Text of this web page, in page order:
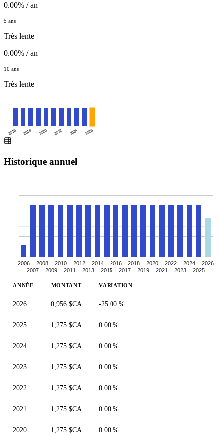
0.00% / an
5 ans
Très lente
0.00% / an
10 ans
Très lente
2016 2018 2020 2022 2024 2026
Historique annuel
2006
2007
2008
2009
2010
2011
2012
2013
2014
2015
2016
2017
2018
2019
2020
2021
2022
2023
2024
2025
2026
ANNÉE MONTANT VARIATION
2026 0,956 $CA -25.00 %
2025 1,275 $CA 0.00 %
2024 1,275 $CA 0.00 %
2023 1,275 $CA 0.00 %
2022 1,275 $CA 0.00 %
2021 1,275 $CA 0.00 %
2020 1,275 $CA 0.00 %